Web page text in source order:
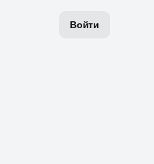
Войти